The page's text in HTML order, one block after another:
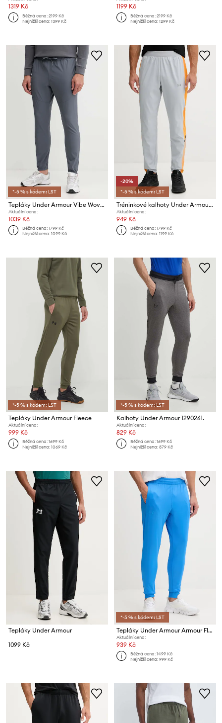
1319 Kč
Běžná cena:2199 Kč
Nejnižší cena:1399 Kč
1199 Kč
Běžná cena:2199 Kč
Nejnižší cena:1299 Kč
*-5 % s kódem: LST
Tepláky Under Armour Vibe Woven
Aktuální cena:
1039 Kč
Běžná cena:1799 Kč
Nejnižší cena:1099 Kč
-20%
*-5 % s kódem: LST
Tréninkové kalhoty Under Armour Velociti Storm
Aktuální cena:
949 Kč
Běžná cena:1799 Kč
Nejnižší cena:1199 Kč
*-5 % s kódem: LST
Tepláky Under Armour Fleece
Aktuální cena:
999 Kč
Běžná cena:1699 Kč
Nejnižší cena:1069 Kč
*-5 % s kódem: LST
Kalhoty Under Armour 1290261.
Aktuální cena:
829 Kč
Běžná cena:1699 Kč
Nejnižší cena:879 Kč
Tepláky Under Armour
1099 Kč
*-5 % s kódem: LST
Tepláky Under Armour Armour Fleece
Aktuální cena:
939 Kč
Běžná cena:1499 Kč
Nejnižší cena:999 Kč